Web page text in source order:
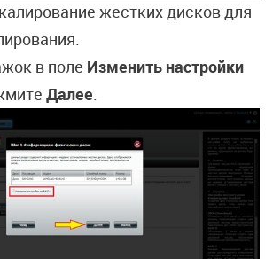
жестких дисков для
в поле Изменить настройки
Далее.